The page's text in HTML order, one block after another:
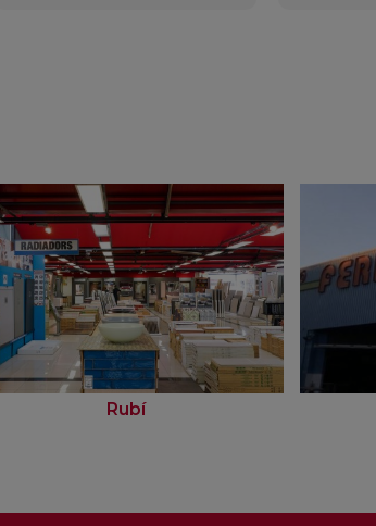
Rubí